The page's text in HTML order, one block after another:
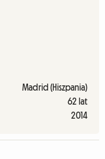
Madrid (Hiszpania)
62 lat
2014